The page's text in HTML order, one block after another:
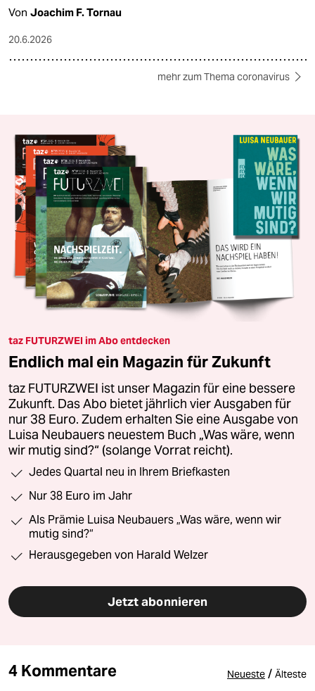
Von Joachim F. Tornau
20.6.2026
mehr zum Thema coronavirus
taz FUTURZWEI im Abo entdecken
Endlich mal ein Magazin für Zukunft
taz FUTURZWEI ist unser Magazin für eine bessere
Zukunft. Das Abo bietet jährlich vier Ausgaben für
nur 38 Euro. Zudem erhalten Sie eine Ausgabe von
Luisa Neubauers neuestem Buch „Was wäre, wenn
wir mutig sind?“ (solange Vorrat reicht).
Jedes Quartal neu in Ihrem Briefkasten
Nur 38 Euro im Jahr
Als Prämie Luisa Neubauers „Was wäre, wenn wir
mutig sind?“
Herausgegeben von Harald Welzer
Jetzt abonnieren
4 Kommentare Neueste / Älteste